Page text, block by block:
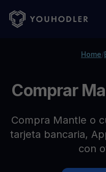
Home/
Comprar
Compra Mantle o
tarjeta bancaria,
con